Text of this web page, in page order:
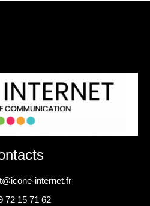
internet.fr
72 15 71 62